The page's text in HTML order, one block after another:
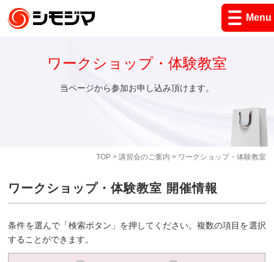
Menu
TOP> 講習会のご案内 > ワークショップ・体験教室
ワークショップ・体験教室
当ページから参加お申し込み頂けます。
ワークショップ・体験教室 開催情報
条件を選んで「検索ボタン」を押してください。複数の項目を選択
することができます。